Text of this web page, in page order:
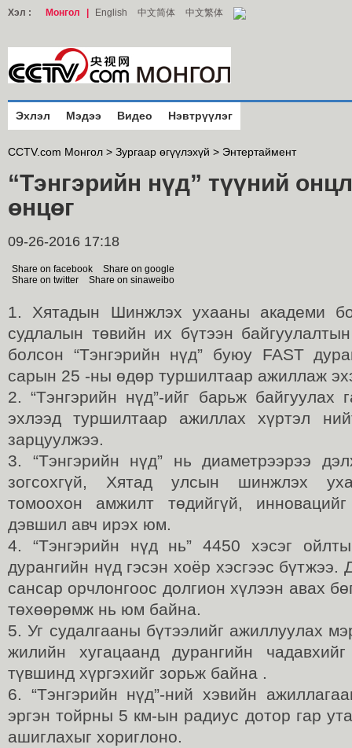
Хэл : Монгол English 中文简体 中文繁体
Эхлэл Мэдээ Видео Нэвтрүүлэг
CCTV.com Монгол > Зургаар өгүүлэхүй > Энтертаймент
“Тэнгэрийн нүд” түүний
өнцөг
09-26-2016 17:18
Share on facebook
Share on google
Share on twitter
Share on sinaweibo
1. Хятадын Шинжлэх ухааны академи
судлалын төвийн их бүтээн
болсон “Тэнгэрийн нүд” буюу FAST
сарын 25 -ны өдөр туршилтаар ажиллаж
2. “Тэнгэрийн нүд”-ийг барьж байгуулах
эхлээд туршилтаар ажиллах хүртэл
зарцуулжээ.
3. “Тэнгэрийн нүд” нь диаметрээрээ
зогсохгүй, Хятад улсын шинжлэх
томоохон амжилт төдийгүй,
дэвшил авч ирэх юм.
4. “Тэнгэрийн нүд нь” 4450 хэсэг
дурангийн нүд гэсэн хоёр хэсгээс бүтжээ.
сансар орчлонгоос долгион хүлээн авах
төхөөрөмж нь юм байна.
5. Уг судалгааны бүтээлийг ажиллуулах
жилийн хугацаанд дурангийн
түвшинд хүргэхийг зорьж байна .
6. “Тэнгэрийн нүд”-ний хэвийн
эргэн тойрны 5 км-ын радиус дотор гар
ашиглахыг хориглоно.